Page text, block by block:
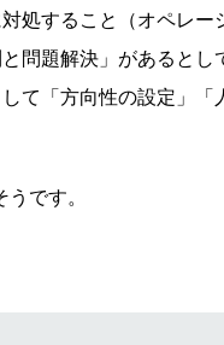
処すること（オペレー
問題解決」があるとし
て「方向性の設定」「
です。